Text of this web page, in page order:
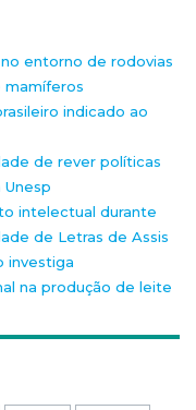
entorno de rodovias
indicado ao
de rever políticas
Unesp
intelectual durante
de Letras de Assis
investiga
na produção de leite